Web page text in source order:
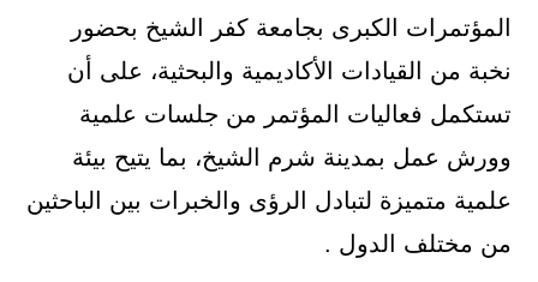
المؤتمرات الكبرى بجامعة كفر الشيخ بحضور
نخبة من القيادات الأكاديمية والبحثية، على أن
تستكمل فعاليات المؤتمر من جلسات علمية
وورش عمل بمدينة شرم الشيخ، بما يتيح بيئة
علمية متميزة لتبادل الرؤى والخبرات بين الباحثين
من مختلف الدول .